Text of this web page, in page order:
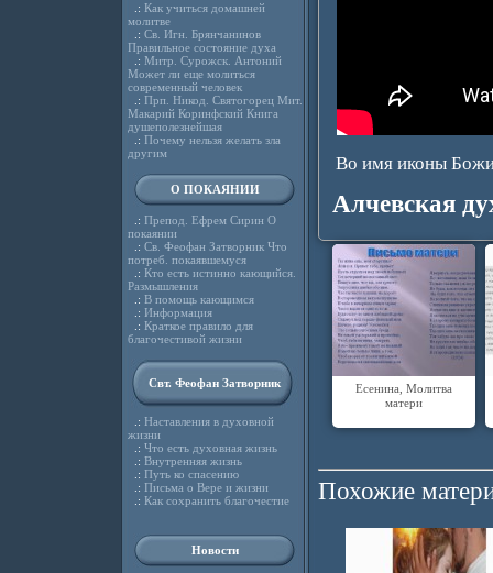
.: Как учиться домашней
молитве
.: Св. Игн. Брянчанинов
Правильное состояние духа
.: Митр. Сурожск. Антоний
Может ли еще молиться
современный человек
.: Прп. Никод. Святогорец Мит.
Макарий Коринфский Книга
душеполезнейшая
.: Почему нельзя желать зла
другим
О ПОКАЯНИИ
.: Препод. Ефрем Сирин О
покаянии
.: Св. Феофан Затворник Что
потреб. покаявшемуся
.: Кто есть истинно кающийся.
Размышления
.: В помощь кающимся
.: Информация
.: Краткое правило для
благочестивой жизни
Свт. Феофан Затворник
.: Наставления в духовной
жизни
.: Что есть духовная жизнь
.: Внутренняя жизнь
.: Путь ко спасению
.: Письма о Вере и жизни
.: Как сохранить благочестие
Новости
Во имя иконы
Алчевская
Есенина, Молитва
матери
Похожие